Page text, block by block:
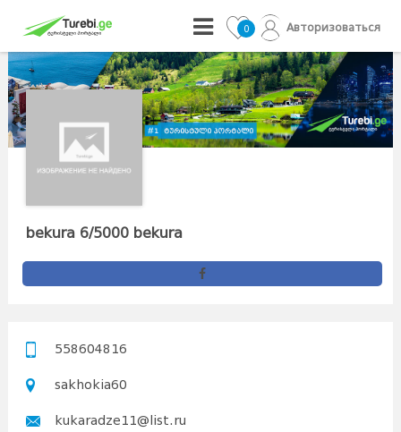
0 Авторизоваться
bekura 6/5000 bekura
558604816
sakhokia60
kukaradze11@list.ru